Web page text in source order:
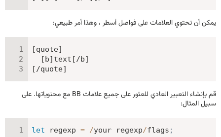
يمكن أن تحتوي العلامات على فواصل أسطر ، وهذا أمر طبيعي:
[quote]
  [b]text[/b]
[/quote]
قم بإنشاء التعبير العادي للعثور على جميع علامات BB مع محتوياتها. على
سبيل المثال:
let regexp = /your regexp/flags ;